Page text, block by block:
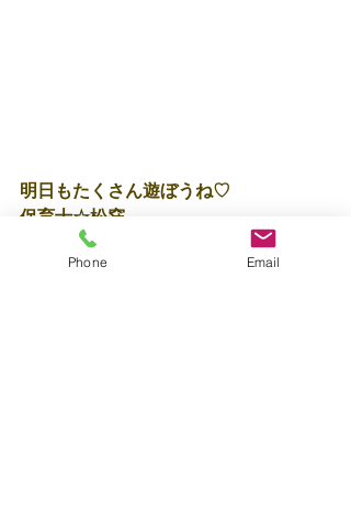
明日もたくさん遊ぼうね♡
保育士☆松窪
Phone Email